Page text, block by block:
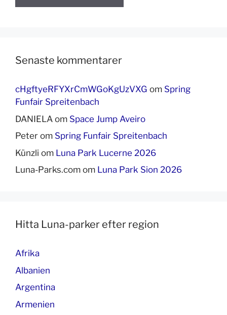
Senaste kommentarer
cHgftyeRFYXrCmWGoKgUzVXG om Spring
Funfair Spreitenbach
DANIELA om Space Jump Aveiro
Peter om Spring Funfair Spreitenbach
Künzli om Luna Park Lucerne 2026
Luna-Parks.com om Luna Park Sion 2026
Hitta Luna-parker efter region
Afrika
Albanien
Argentina
Armenien